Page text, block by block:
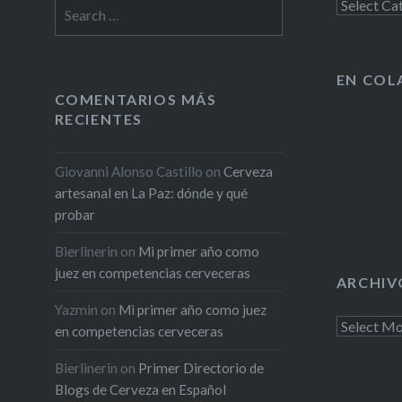
for:
Secciones
EN
COMENTARIOS MÁS
RECIENTES
Giovanni Alonso Castillo on Cerveza
artesanal en La Paz: dónde y qué
probar
Bierlinerin on Mi primer año como
juez en competencias cerveceras
Yazmin on Mi primer año como juez
en competencias cerveceras
Bierlinerin on Primer Directorio de
Blogs de Cerveza en Español
Archivo